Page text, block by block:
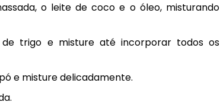
o leite de coco e o óleo, misturando
de trigo e misture até incorporar todos os
e misture delicadamente.